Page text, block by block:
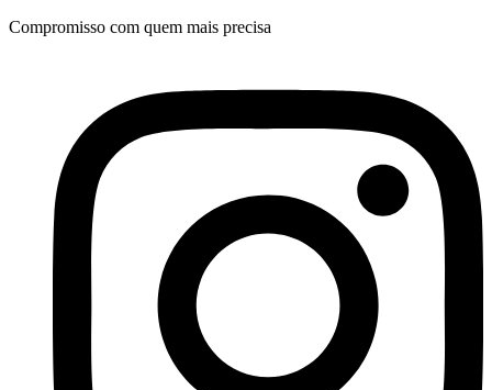
Ir
Compromisso com quem mais precisa